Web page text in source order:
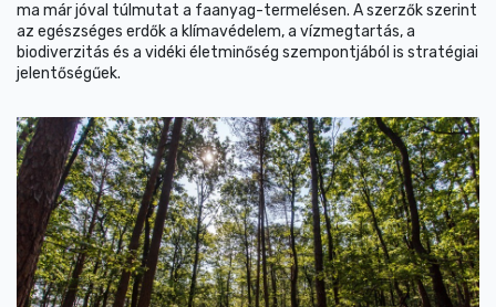
ma már jóval túlmutat a faanyag-termelésen. A szerzők szerint
az egészséges erdők a klímavédelem, a vízmegtartás, a
biodiverzitás és a vidéki életminőség szempontjából is stratégiai
jelentőségűek.